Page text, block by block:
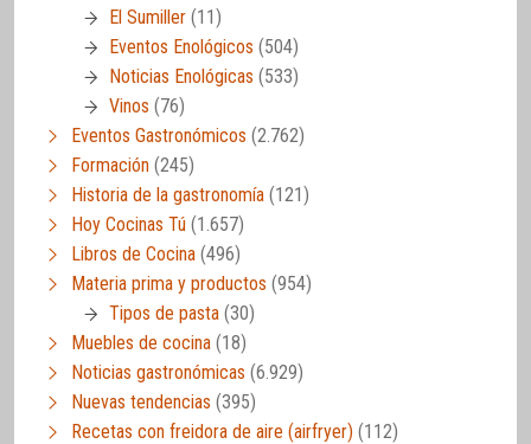
El Sumiller (11)
Eventos Enológicos (504)
Noticias Enológicas (533)
Vinos (76)
Eventos Gastronómicos (2.762)
Formación (245)
Historia de la gastronomía (121)
Hoy Cocinas Tú (1.657)
Libros de Cocina (496)
Materia prima y productos (954)
Tipos de pasta (30)
Muebles de cocina (18)
Noticias gastronómicas (6.929)
Nuevas tendencias (395)
Recetas con freidora de aire (airfryer) (112)